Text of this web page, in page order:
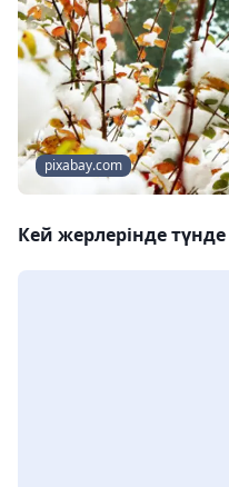
pixabay.com
Кей жерлерінде түнде